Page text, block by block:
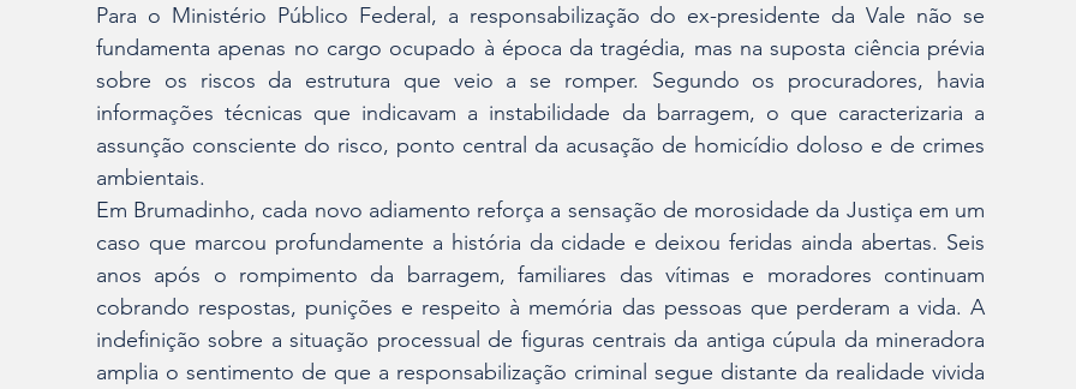
Para o Ministério Público Federal, a responsabilização do ex-presidente da Vale não se
fundamenta apenas no cargo ocupado à época da tragédia, mas na suposta ciência prévia
sobre os riscos da estrutura que veio a se romper. Segundo os procuradores, havia
informações técnicas que indicavam a instabilidade da barragem, o que caracterizaria a
assunção consciente do risco, ponto central da acusação de homicídio doloso e de crimes
ambientais.
Em Brumadinho, cada novo adiamento reforça a sensação de morosidade da Justiça em um
caso que marcou profundamente a história da cidade e deixou feridas ainda abertas. Seis
anos após o rompimento da barragem, familiares das vítimas e moradores continuam
cobrando respostas, punições e respeito à memória das pessoas que perderam a vida. A
indefinição sobre a situação processual de figuras centrais da antiga cúpula da mineradora
amplia o sentimento de que a responsabilização criminal segue distante da realidade vivida